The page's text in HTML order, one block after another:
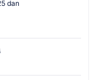
dan